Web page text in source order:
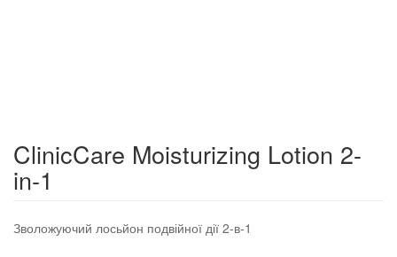
ClinicCare Moisturizing Lotion 2-
in-1
Зволожуючий лосьйон подвійної дії 2-в-1